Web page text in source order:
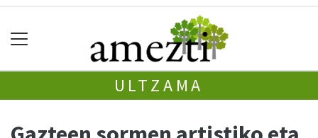
ULTZAMA